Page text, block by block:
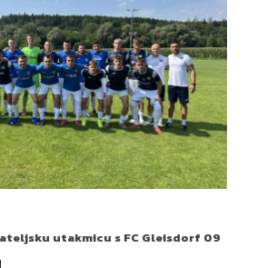
utakmicu s FC Gleisdorf 09